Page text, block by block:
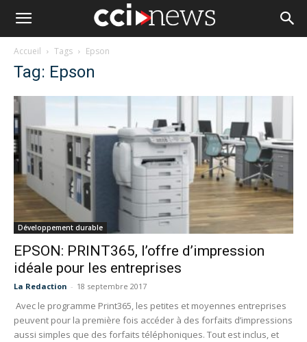
Accueil Tags Epson
Tag: Epson
Développement durable
EPSON: PRINT365, l’offre d’impression
idéale pour les entreprises
La Redaction - 18 septembre 2017
Avec le programme Print365, les petites et moyennes entreprises
peuvent pour la première fois accéder à des forfaits d’impressions
aussi simples que des forfaits téléphoniques. Tout est inclus, et